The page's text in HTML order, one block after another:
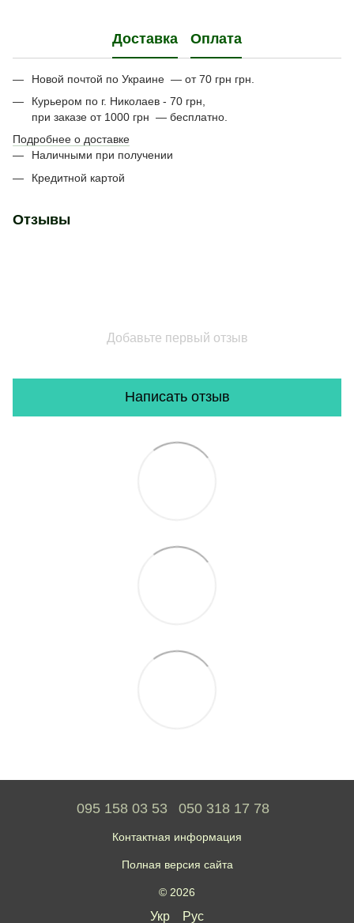
Доставка Оплата
Новой почтой по Украине — от 70 грн грн.
Курьером по г. Николаев - 70 грн,
при заказе от 1000 грн — бесплатно.
Подробнее о доставке
Наличными при получении
Кредитной картой
Отзывы
Добавьте первый отзыв
Написать отзыв
095 158 03 53 050 318 17 78
Контактная информация
Полная версия сайта
© 2026
Укр Рус